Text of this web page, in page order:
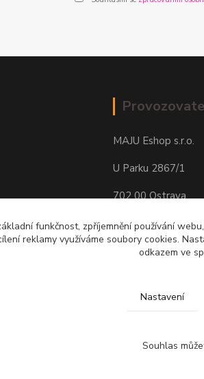
MAJU Eshop s.r.o.
U Parku 2867/1
702 00 Ostrava
IČ: 09674799
funkčnost, zpříjemnění používání
reklamy využíváme soubory cookies.
odkazem ve
Nastavení
Souhlas